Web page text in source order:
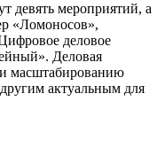
девять мероприятий, а
«Ломоносов»,
деловое
Деловая
и масштабированию
актуальным для